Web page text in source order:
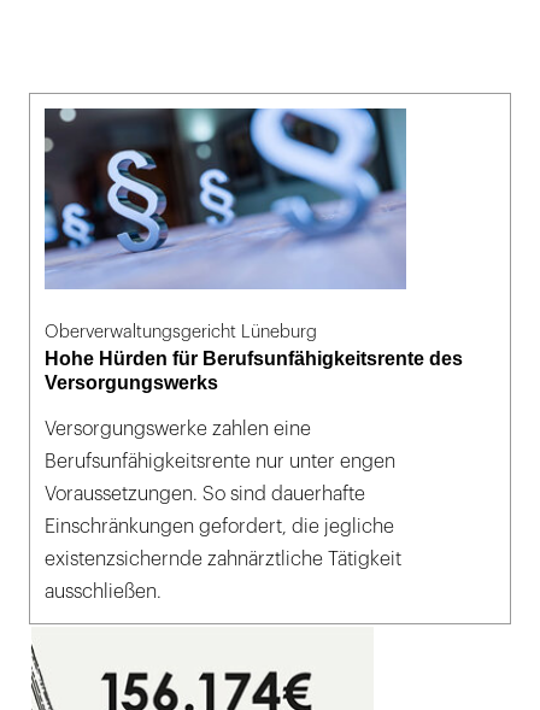
Oberverwaltungsgericht Lüneburg
Hohe Hürden für Berufsunfähigkeitsrente des
Versorgungswerks
Versorgungswerke zahlen eine
Berufsunfähigkeitsrente nur unter engen
Voraussetzungen. So sind dauerhafte
Einschränkungen gefordert, die jegliche
existenzsichernde zahnärztliche Tätigkeit
ausschließen.